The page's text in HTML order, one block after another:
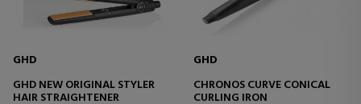
GHD
GHD NEW ORIGINAL STYLER
HAIR STRAIGHTENER
GHD
CHRONOS CURVE CONICAL
CURLING IRON